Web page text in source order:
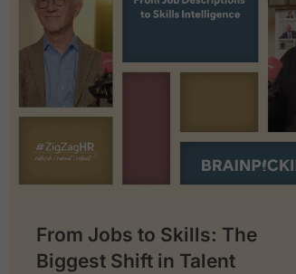
From Jobs to Skills: The
Biggest Shift in Talent